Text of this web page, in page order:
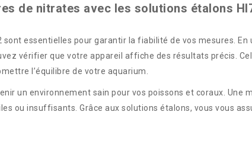
de nitrates avec les solutions étalons
sont essentielles pour garantir la fiabilité de vos mesures.
vérifier que votre appareil affiche des résultats précis.
l’équilibre de votre aquarium.
un environnement sain pour vos poissons et coraux. Une
ou insuffisants. Grâce aux solutions étalons, vous vous